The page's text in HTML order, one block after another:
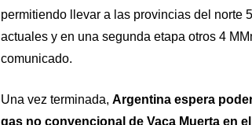
permitiendo llevar a las provincias del norte
actuales y en una segunda etapa otros 4
comunicado.
Una vez terminada, Argentina espera
gas no convencional de Vaca Muerta en